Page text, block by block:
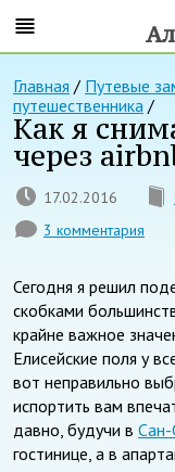
Главная / Путевые
путешественника /
Как я
через
17.02.2016
3 комментария
Сегодня я решил
скобками
крайне важное
Елисейские поля у
вот неправильно
испортить вам
давно, будучи в Сан-
гостинице, а в